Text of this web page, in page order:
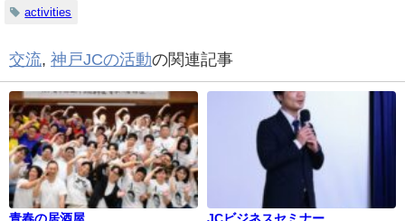
activities
交流, 神戸JCの活動の関連記事
青春の居酒屋 JCビジネスセミナー